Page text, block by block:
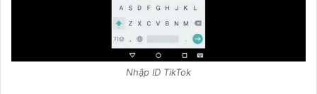
Nhập ID TikTok